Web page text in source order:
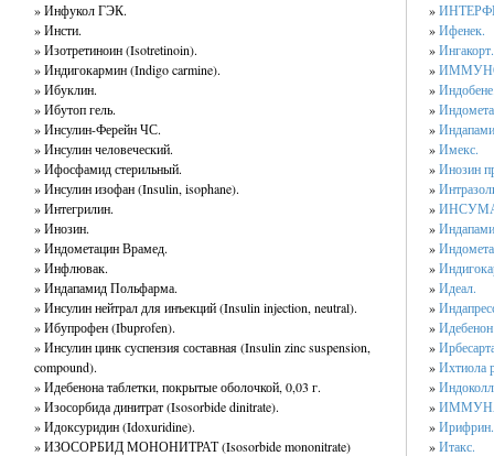
» Инфукол ГЭК.
» Инсти.
» Изотретиноин (Isotretinoin).
» Индигокармин (Indigo carmine).
» Ибуклин.
» Ибутоп гель.
» Инсулин-Ферейн ЧС.
» Инсулин человеческий.
» Ифосфамид стерильный.
» Инсулин изофан (Insulin, isophane).
» Интегрилин.
» Инозин.
» Индометацин Врамед.
» Инфлювак.
» Индапамид Польфарма.
» Инсулин нейтрал для инъекций (Insulin injection, neutral).
» Ибупрофен (Ibuprofen).
» Инсулин цинк суспензия составная (Insulin zinc suspension,
compound).
» Идебенона таблетки, покрытые оболочкой, 0,03 г.
» Изосорбида динитрат (Isosorbide dinitrate).
» Идоксуридин (Idoxuridine).
» ИЗОСОРБИД МОНОНИТРАТ (Isosorbide mononitrate)
»
»Ифенек.
»Ингакорт.
»
»
»
»
»Имекс.
»Инозин
»
»
»
»
»
»Идеал.
»
»
»
»Ихтиола
»
»
»Ирифрин.
»Итакс.